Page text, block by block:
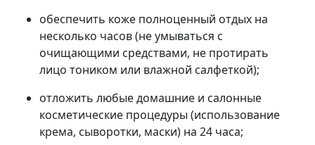
обеспечить коже полноценный отдых на
несколько часов (не умываться с
очищающими средствами, не протирать
лицо тоником или влажной салфеткой);
отложить любые домашние и салонные
косметические процедуры (использование
крема, сыворотки, маски) на 24 часа;